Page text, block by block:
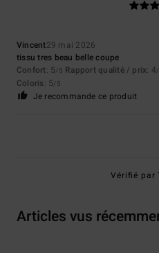
Vincent29 mai 2026
tissu tres beau belle coupe
Confort: 5/5 Rapport qualité / prix: 4
Coloris: 5/5
Je recommande ce produit
Vérifié par
Articles vus